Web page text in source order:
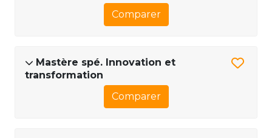
Comparer
Mastère spé. Innovation et
transformation
Comparer